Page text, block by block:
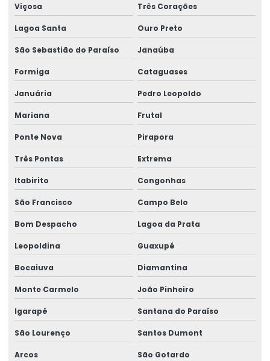
Impressora Térmica Etiqueta
Impressora Termica Zebra
Impressora Zebra
Impressora Zebra Etiqueta
Mini Impressora Termica
Onde Comprar Etiqueta Termica Para Impressão
Onde Comprar Etiqueta Térmica Para Logística
Produção De Etiquetas Adesivas Personalizadas
Produção De Etiquetas Em Várias Gramaturas
Produção De Rótulos Adesivos Personalizados
Ribbon 110x300 Cera Resina
Ribbon 110x300 Com Alta Tecnologia
Ribbon 110x450 De Alta Performance
Viçosa Três Corações
Lagoa Santa Ouro Preto
São Sebastião do Paraíso Janaúba
Formiga Cataguases
Januária Pedro Leopoldo
Mariana Frutal
Ponte Nova Pirapora
Três Pontas Extrema
Itabirito Congonhas
São Francisco Campo Belo
Bom Despacho Lagoa da Prata
Leopoldina Guaxupé
Bocaiuva Diamantina
Monte Carmelo João Pinheiro
Igarapé Santana do Paraíso
São Lourenço Santos Dumont
Arcos São Gotardo